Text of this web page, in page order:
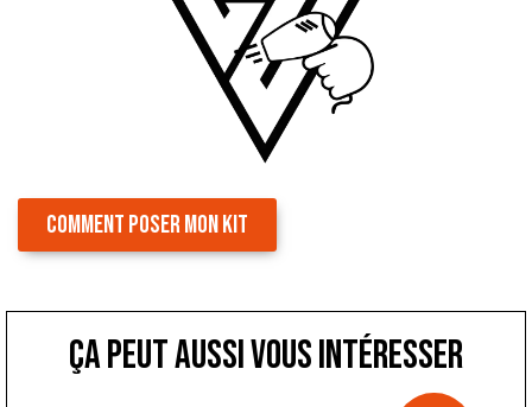
COMMENT POSER MON KIT
ça peut aussi vous intéresser